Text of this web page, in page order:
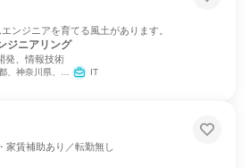
ンジニアを育てる風土があります。
ジニアリング
発、情報技術
奈川県、大阪府 IT
家賃補助あり／転勤無し